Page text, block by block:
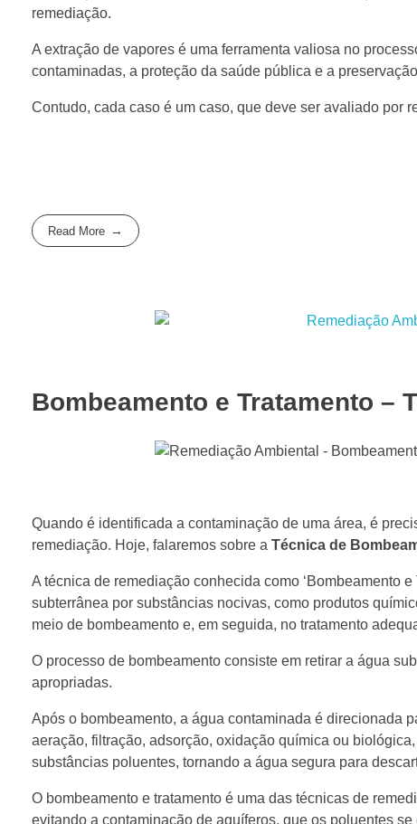
remediação.
A extração de vapores é uma ferramenta valiosa no
contaminadas, a proteção da saúde pública e a
Contudo, cada caso é um caso, que deve ser avaliado por
Read More
Bombeamento e Tratamento –
Quando é identificada a contaminação de uma área, é
remediação. Hoje, falaremos sobre a Técnica de
A técnica de remediação conhecida como ‘Bombeamento
subterrânea por substâncias nocivas, como produtos
meio de bombeamento e, em seguida, no tratamento
O processo de bombeamento consiste em retirar a água
apropriadas.
Após o bombeamento, a água contaminada é direcionada
aeração, filtração, adsorção, oxidação química ou
substâncias poluentes, tornando a água segura para
O bombeamento e tratamento é uma das técnicas de
evitando a contaminação de aquíferos, que os poluentes